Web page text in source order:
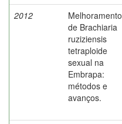
2012
Melhoramento
de Brachiaria
ruziziensis
tetraploide
sexual na
Embrapa:
métodos e
avanços.